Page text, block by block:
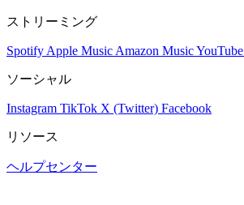
ストリーミング
Spotify Apple Music Amazon MusicYouTube
ソーシャル
Instagram TikTok X (Twitter) Facebook
リソース
ヘルプセンター